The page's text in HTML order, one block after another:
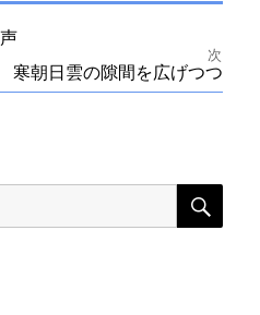
次
寒朝日雲の隙間を広げつつ
検